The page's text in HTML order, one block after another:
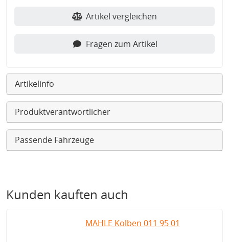
Artikel vergleichen
Fragen zum Artikel
Artikelinfo
Produktverantwortlicher
Passende Fahrzeuge
Kunden kauften auch
MAHLE Kolben 011 95 01